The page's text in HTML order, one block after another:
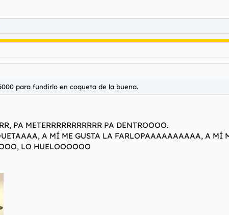
para fundirlo en coqueta de la buena.
PA METERRRRRRRRRRR PA DENTROOOO.
A MÍ ME GUSTA LA FARLOPAAAAAAAAAA, A MÍ
LO HUELOOOOOO